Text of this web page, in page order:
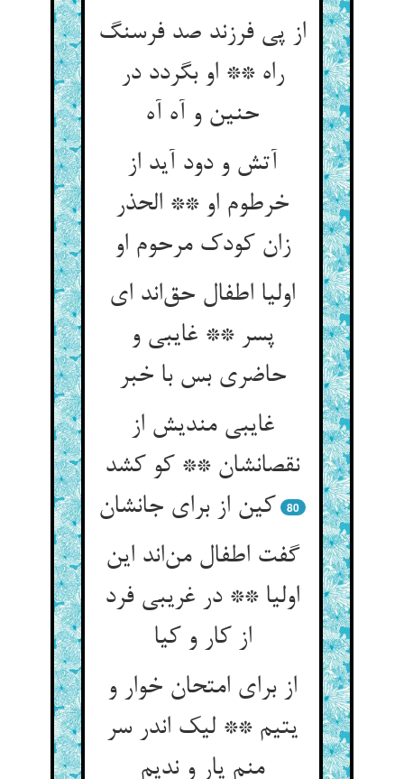
از پی فرزند صد فرسنگ
راه ** او بگردد در
حنین و آه آه
آتش و دود آید از
خرطوم او ** الحذر
زان کودک مرحوم او
اولیا اطفال حق‌اند ای
پسر ** غایبی و
حاضری بس با خبر
غایبی مندیش از
نقصانشان ** کو کشد
کین از برای جانشان
80
گفت اطفال من‌اند این
اولیا ** در غریبی فرد
از کار و کیا
از برای امتحان خوار و
یتیم ** لیک اندر سر
منم یار و ندیم